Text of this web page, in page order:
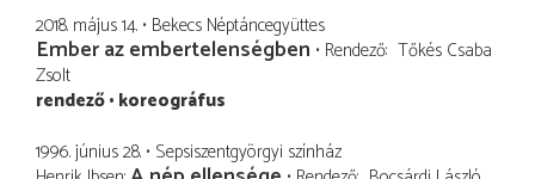
2018. május 14. Bekecs Néptáncegyüttes
Ember az embertelenségben Rendező Tőkés Csaba
Zsolt
rendező koreográfus
1996. június 28. Sepsiszentgyörgyi színház